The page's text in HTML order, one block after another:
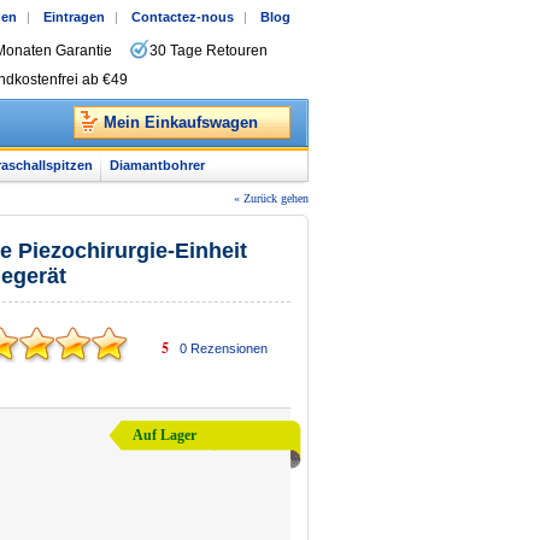
| Eintragen | Contactez-nous | Blog
Garantie
30 Tage Retouren
ab €49
Mein Einkaufswagen
Diamantbohrer
« Zurück gehen
Piezochirurgie-Einheit
5 0Rezensionen
Auf Lager